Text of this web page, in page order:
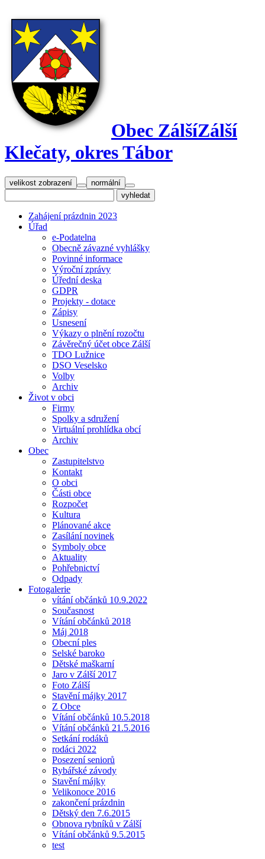
Obec ZálšíZálší
Klečaty, okres Tábor
velikost zobrazení normální
Zahájení prázdnin 2023
Úřad
e-Podatelna
Obecně závazné vyhlášky
Povinné informace
Výroční zprávy
Úřední deska
GDPR
Projekty - dotace
Zápisy
Usnesení
Výkazy o plnění rozočtu
Závěrečný účet obce Zálší
TDO Lužnice
DSO Veselsko
Volby
Archiv
Život v obci
Firmy
Spolky a sdružení
Virtuální prohlídka obcí
Archiv
Obec
Zastupitelstvo
Kontakt
O obci
Části obce
Rozpočet
Kultura
Plánované akce
Zasílání novinek
Symboly obce
Aktuality
Pohřebnictví
Odpady
Fotogalerie
vítání občánků 10.9.2022
Současnost
Vítání občánků 2018
Máj 2018
Obecní ples
Selské baroko
Dětské maškarní
Jaro v Zálší 2017
Foto Zálší
Stavění májky 2017
Z Obce
Vítání občánků 10.5.2018
Vítání občánků 21.5.2016
Setkání rodáků
rodáci 2022
Posezení seniorů
Rybářské závody
Stavění májky
Velikonoce 2016
zakončení prázdnin
Dětský den 7.6.2015
Obnova rybníků v Zálší
Vítání občánků 9.5.2015
test